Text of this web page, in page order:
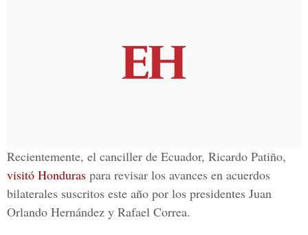
Recientemente, el canciller de Ecuador, Ricardo Patiño,
visitó Honduras para revisar los avances en acuerdos
bilaterales suscritos este año por los presidentes Juan
Orlando Hernández y Rafael Correa.